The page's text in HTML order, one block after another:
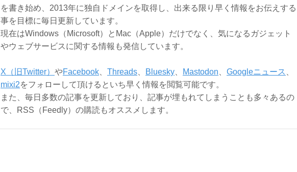
を書き始め、2013年に独自ドメインを取得し、出来る限り早く情報をお伝えする
事を目標に毎日更新しています。
現在はWindows（Microsoft）とMac（Apple）だけでなく、気になるガジェット
やウェブサービスに関する情報も発信しています。
X（旧Twitter） やFacebook Threads Bluesky Mastodon Googleニュース
mixi2をフォローして頂けるといち早く情報を閲覧可能です。
また、毎日多数の記事を更新しており、記事が埋もれてしまうことも多々あるの
で、RSS（Feedly）の購読もオススメします。